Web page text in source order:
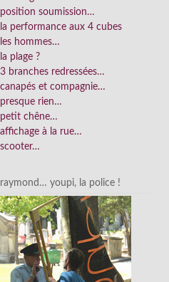
position soumission…
la performance aux 4 cubes
les hommes…
la plage ?
3 branches redressées…
canapés et compagnie…
presque rien…
petit chêne…
affichage à la rue…
scooter…
raymond… youpi, la police !